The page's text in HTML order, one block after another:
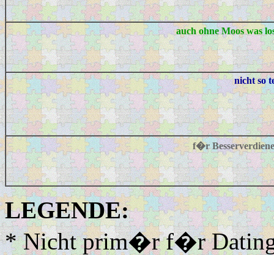
auch ohne Moos was
nicht so
f�r
LEGENDE:
* Nicht prim�r f�r Dating,